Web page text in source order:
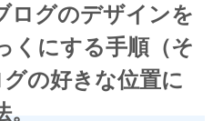
ログのデザインを
くにする手順（そ
の好きな位置に